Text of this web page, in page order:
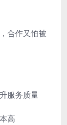
合作又怕被
服务质量
高